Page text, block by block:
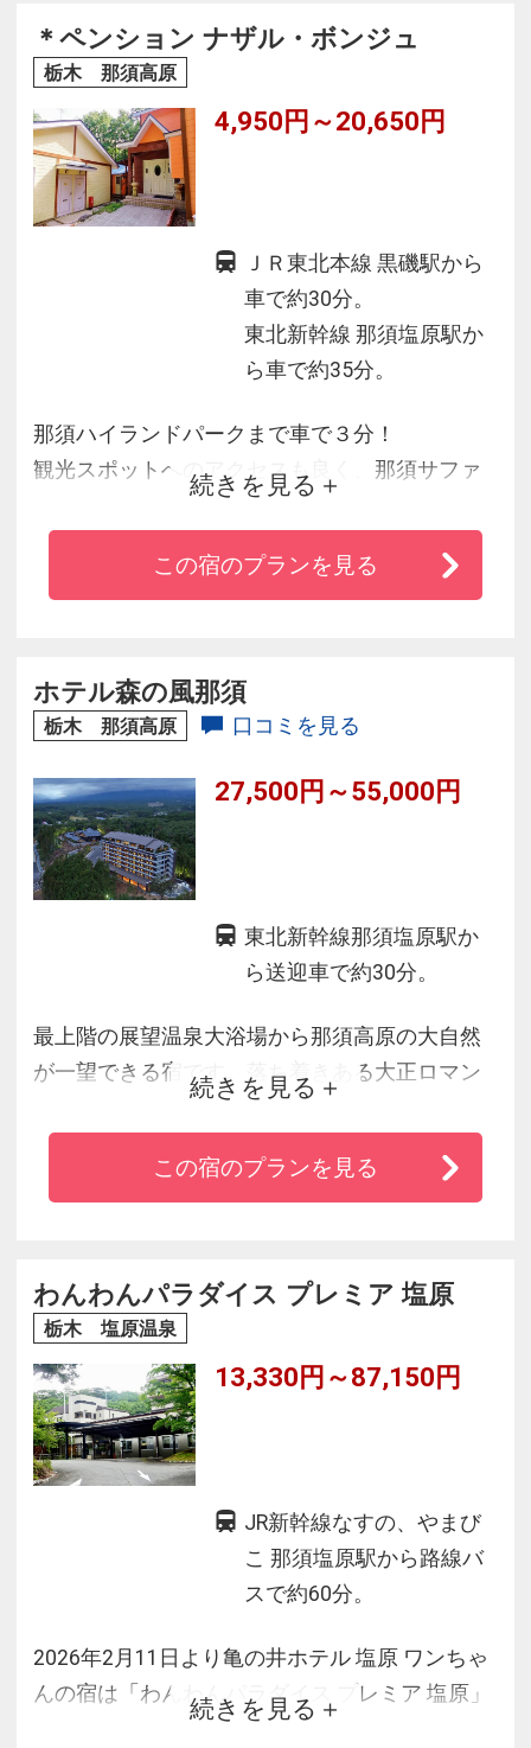
スティング・プログラムなど、健康と美をお土
産に。
＊ペンション ナザル・ボンジュ
栃木 那須高原
4,950円～20,650円
ＪＲ東北本線 黒磯駅から
車で約30分。
東北新幹線 那須塩原駅か
ら車で約35分。
那須ハイランドパークまで車で３分！
観光スポットへのアクセスも良く、那須サファ
リパーク，南が丘牧場，沼原湿原，乙女の滝な
どへお出かけしてみてはいかがですか？
那須の自然たっぷり！木々に囲まれた静かな環
お楽しみください。館内は無線ＬＡＮがご利用
できます。
続きを見る
この宿のプランを見る
ホテル森の風那須
栃木 那須高原 口コミを見る
27,500円～55,000円
東北新幹線那須塩原駅か
ら送迎車で約30分。
最上階の展望温泉大浴場から那須高原の大自然
が一望できる宿です。落ち着きある大正ロマン
の館内、独自の源泉、美人の湯と名高い炭酸水
素塩温泉で心安らぐひとときをお過ごし頂けま
す。那須高原の豊富な食材を使った創作イタリ
続きを見る
この宿のプランを見る
わんわんパラダイス プレミア 塩原
栃木 塩原温泉
13,330円～87,150円
JR新幹線なすの、やまび
こ 那須塩原駅から路線バ
スで約60分。
2026年2月11日より亀の井ホテル 塩原 ワンちゃ
んの宿は「わんわんパラダイス プレミア 塩原」
へリブランドいたしました。
続きを見る